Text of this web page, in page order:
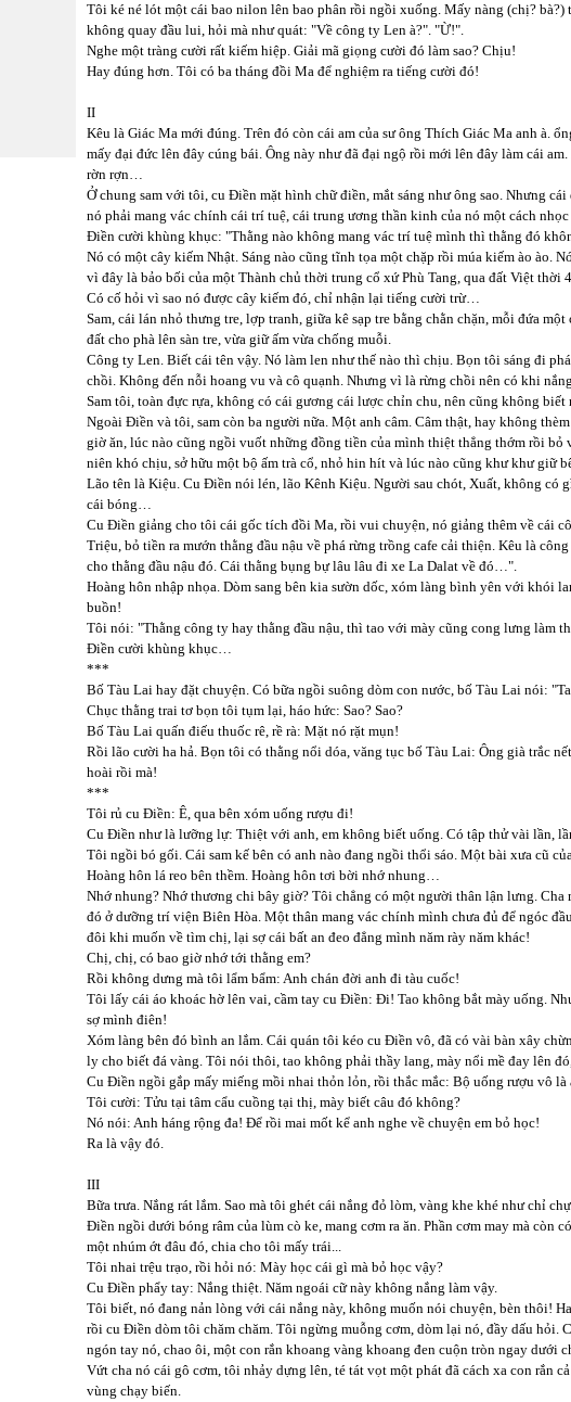
Tôi ké né lót một cái bao nilon lên bao phân rồi ngồi xuống. Mấy nàng (chị?
không quay đầu lui, hỏi mà như quát: "Về công ty Len à?". "Ừ!".
Nghe một tràng cười rất kiếm hiệp. Giải mã giọng cười đó làm sao? Chịu!
Hay đúng hơn. Tôi có ba tháng đồi Ma để nghiệm ra tiếng cười đó!
II
Kêu là Giác Ma mới đúng. Trên đó còn cái am của sư ông Thích Giác Ma anh à.
mấy đại đức lên đây cúng bái. Ông này như đã đại ngộ rồi mới lên đây làm cái
rờn rợn…
Ở chung sam với tôi, cu Điền mặt hình chữ điền, mắt sáng như ông sao. Nhưng
nó phải mang vác chính cái trí tuệ, cái trung ương thần kinh của nó một cách
Điền cười khùng khục: "Thằng nào không mang vác trí tuệ mình thì thằng đó
Nó có một cây kiếm Nhật. Sáng nào cũng tĩnh tọa một chặp rồi múa kiếm ào ào.
vì đây là bảo bối của một Thành chủ thời trung cổ xứ Phù Tang, qua đất Việt thời
Có cố hỏi vì sao nó được cây kiếm đó, chỉ nhận lại tiếng cười trừ…
Sam, cái lán nhỏ thưng tre, lợp tranh, giữa kê sạp tre bằng chằn chặn, mỗi đứa
đất cho phà lên sàn tre, vừa giữ ấm vừa chống muỗi.
Công ty Len. Biết cái tên vậy. Nó làm len như thế nào thì chịu. Bọn tôi sáng đi
chồi. Không đến nỗi hoang vu và cô quạnh. Nhưng vì là rừng chồi nên có khi
Sam tôi, toàn đực rựa, không có cái gương cái lược chỉn chu, nên cũng không
Ngoài Điền và tôi, sam còn ba người nữa. Một anh câm. Câm thật, hay không
giờ ăn, lúc nào cũng ngồi vuốt những đồng tiền của mình thiệt thẳng thớm rồi
niên khó chịu, sở hữu một bộ ấm trà cổ, nhỏ hin hít và lúc nào cũng khư khư giữ
Lão tên là Kiệu. Cu Điền nói lén, lão Kênh Kiệu. Người sau chót, Xuất, không có
cái bóng…
Cu Điền giảng cho tôi cái gốc tích đồi Ma, rồi vui chuyện, nó giảng thêm về cái
Triệu, bỏ tiền ra mướn thằng đầu nậu về phá rừng trồng cafe cải thiện. Kêu là
cho thằng đầu nậu đó. Cái thằng bụng bự lâu lâu đi xe La Dalat về đó…".
Hoàng hôn nhập nhọa. Dòm sang bên kia sườn dốc, xóm làng bình yên với khói
buồn!
Tôi nói: "Thằng công ty hay thằng đầu nậu, thì tao với mày cũng cong lưng làm
Điền cười khùng khục…
***
Bố Tàu Lai hay đặt chuyện. Có bữa ngồi suông dòm con nước, bố Tàu Lai nói:
Chục thằng trai tơ bọn tôi tụm lại, háo hức: Sao? Sao?
Bố Tàu Lai quấn điếu thuốc rê, rề rà: Mặt nó rặt mụn!
Rồi lão cười ha hả. Bọn tôi có thằng nổi dóa, văng tục bố Tàu Lai: Ông già trắc
hoài rồi mà!
***
Tôi rủ cu Điền: Ê, qua bên xóm uống rượu đi!
Cu Điền như là lưỡng lự: Thiệt với anh, em không biết uống. Có tập thử vài lần,
Tôi ngồi bó gối. Cái sam kế bên có anh nào đang ngồi thổi sáo. Một bài xưa cũ
Hoàng hôn lá reo bên thềm. Hoàng hôn tơi bời nhớ nhung…
Nhớ nhung? Nhớ thương chi bây giờ? Tôi chẳng có một người thân lận lưng.
đó ở dưỡng trí viện Biên Hòa. Một thân mang vác chính mình chưa đủ để ngóc
đôi khi muốn về tìm chị, lại sợ cái bất an đeo đẳng mình năm rày năm khác!
Chị, chị, có bao giờ nhớ tới thằng em?
Rồi không dưng mà tôi lẩm bẩm: Anh chán đời anh đi tàu cuốc!
Tôi lấy cái áo khoác hờ lên vai, cầm tay cu Điền: Đi! Tao không bắt mày uống.
sợ mình điên!
Xóm làng bên đó bình an lắm. Cái quán tôi kéo cu Điền vô, đã có vài bàn xây
ly cho biết đá vàng. Tôi nói thôi, tao không phải thầy lang, mày nổi mề đay lên
Cu Điền ngồi gắp mấy miếng mồi nhai thỏn lỏn, rồi thắc mắc: Bộ uống rượu vô là
Tôi cười: Tửu tại tâm cẩu cuồng tại thị, mày biết câu đó không?
Nó nói: Anh háng rộng đa! Để rồi mai mốt kể anh nghe về chuyện em bỏ học!
Ra là vậy đó.
III
Bữa trưa. Nắng rát lắm. Sao mà tôi ghét cái nắng đỏ lòm, vàng khe khé như chỉ
Điền ngồi dưới bóng râm của lùm cò ke, mang cơm ra ăn. Phần cơm may mà còn
một nhúm ớt đâu đó, chia cho tôi mấy trái...
Tôi nhai trệu trạo, rồi hỏi nó: Mày học cái gì mà bỏ học vậy?
Cu Điền phẩy tay: Nắng thiệt. Năm ngoái cữ này không nắng làm vậy.
Tôi biết, nó đang nản lòng với cái nắng này, không muốn nói chuyện, bèn thôi!
rồi cu Điền dòm tôi chăm chăm. Tôi ngừng muỗng cơm, dòm lại nó, đầy dấu hỏi.
ngón tay nó, chao ôi, một con rắn khoang vàng khoang đen cuộn tròn ngay dưới
Vứt cha nó cái gô cơm, tôi nhảy dựng lên, té tát vọt một phát đã cách xa con rắn
vùng chạy biến.